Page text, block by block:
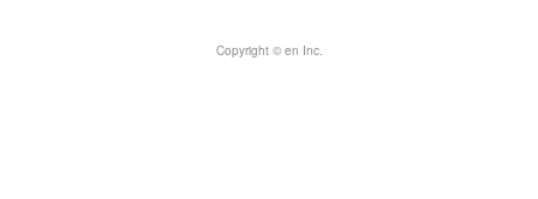
Copyright © en Inc.